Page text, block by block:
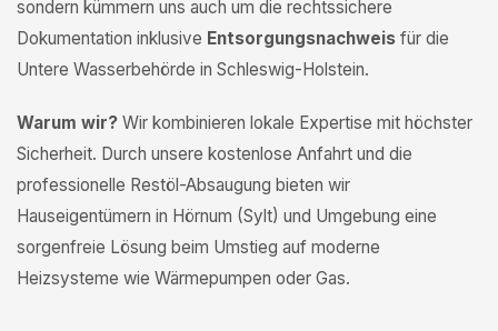
sondern kümmern uns auch um die rechtssichere
Dokumentation inklusive Entsorgungsnachweis für die
Untere Wasserbehörde in Schleswig-Holstein.
Warum wir? Wir kombinieren lokale Expertise mit höchster
Sicherheit. Durch unsere kostenlose Anfahrt und die
professionelle Restöl-Absaugung bieten wir
Hauseigentümern in Hörnum (Sylt) und Umgebung eine
sorgenfreie Lösung beim Umstieg auf moderne
Heizsysteme wie Wärmepumpen oder Gas.